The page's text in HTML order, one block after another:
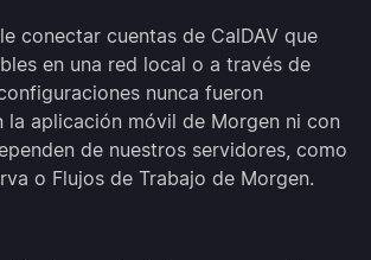
conectar cuentas de CalDAV que
en una red local o a través de
nunca fueron
la aplicación móvil de Morgen ni con
de nuestros servidores, como
o Flujos de Trabajo de Morgen.